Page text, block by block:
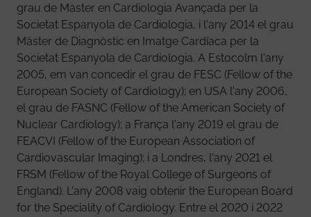
grau de Màster en Cardiologia Avançada per la
Societat Espanyola de Cardiologia, i l'any 2014 el grau
Màster de Diagnòstic en Imatge Cardíaca per la
Societat Espanyola de Cardiologia. A Estocolm l'any
2005, em van concedir el grau de FESC (Fellow of the
European Society of Cardiology); en USA l'any 2006,
el grau de FASNC (Fellow of the American Society of
Nuclear Cardiology); a França l'any 2019 el grau de
FEACVI (Fellow of the European Association of
Cardiovascular Imaging); i a Londres, l'any 2021 el
FRSM (Fellow of the Royal College of Surgeons of
England). L'any 2008 vaig obtenir the European Board
for the Speciality of Cardiology. Entre el 2020 i 2022